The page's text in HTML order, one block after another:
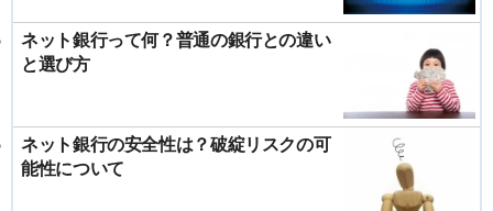
ネット銀行って何？普通の銀行との違い
と選び方
ネット銀行の安全性は？破綻リスクの可
能性について